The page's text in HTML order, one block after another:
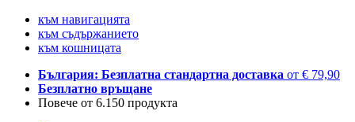
към навигацията
към съдържанието
към кошницата
България: Безплатна стандартна доставка от € 79,90
Безплатно връщане
Повече от 6.150 продукта